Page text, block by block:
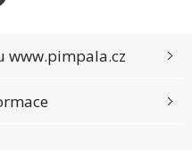
www.pimpala.cz